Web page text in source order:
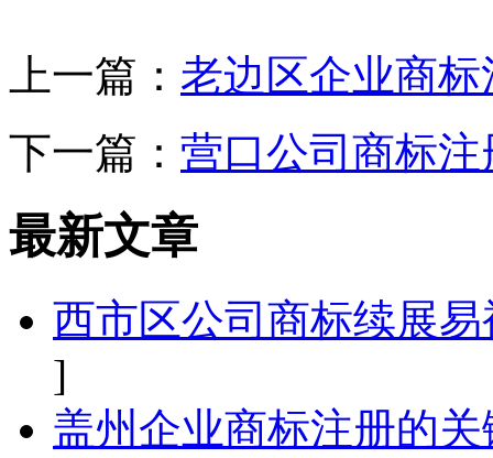
上一篇： 老边区企业商
下一篇： 营口公司商标
最新文章
西市区公司商标续展
]
盖州企业商标注册的